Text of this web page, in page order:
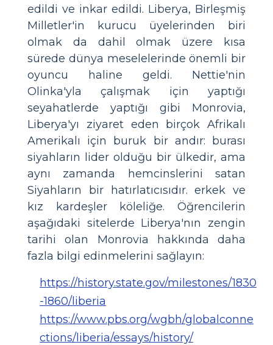
edildi ve inkar edildi. Liberya, Birleşmiş
Milletler'in kurucu üyelerinden biri
olmak da dahil olmak üzere kısa
sürede dünya meselelerinde önemli bir
oyuncu haline geldi. Nettie'nin
Olinka'yla çalışmak için yaptığı
seyahatlerde yaptığı gibi Monrovia,
Liberya'yı ziyaret eden birçok Afrikalı
Amerikalı için buruk bir andır: burası
siyahların lider olduğu bir ülkedir, ama
aynı zamanda hemcinslerini satan
Siyahların bir hatırlatıcısıdır. erkek ve
kız kardeşler köleliğe. Öğrencilerin
aşağıdaki sitelerde Liberya'nın zengin
tarihi olan Monrovia hakkında daha
fazla bilgi edinmelerini sağlayın:
https://history.state.gov/milestones/1830
-1860/liberia
https://www.pbs.org/wgbh/globalconne
ctions/liberia/essays/history/